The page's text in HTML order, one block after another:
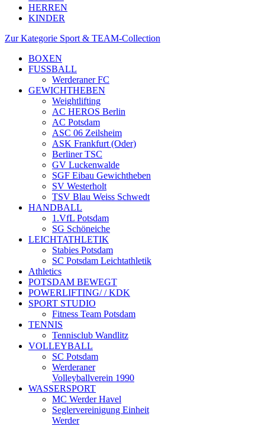
HERREN
KINDER
Zur Kategorie Sport & TEAM-Collection
BOXEN
FUSSBALL
Werderaner FC
GEWICHTHEBEN
Weightlifting
AC HEROS Berlin
AC Potsdam
ASC 06 Zeilsheim
ASK Frankfurt (Oder)
Berliner TSC
GV Luckenwalde
SGF Eibau Gewichtheben
SV Westerholt
TSV Blau Weiss Schwedt
HANDBALL
1.VfL Potsdam
SG Schöneiche
LEICHTATHLETIK
Stabies Potsdam
SC Potsdam Leichtathletik
Athletics
POTSDAM BEWEGT
POWERLIFTING/ / KDK
SPORT STUDIO
Fitness Team Potsdam
TENNIS
Tennisclub Wandlitz
VOLLEYBALL
SC Potsdam
Werderaner
Volleyballverein 1990
WASSERSPORT
MC Werder Havel
Seglervereinigung Einheit
Werder